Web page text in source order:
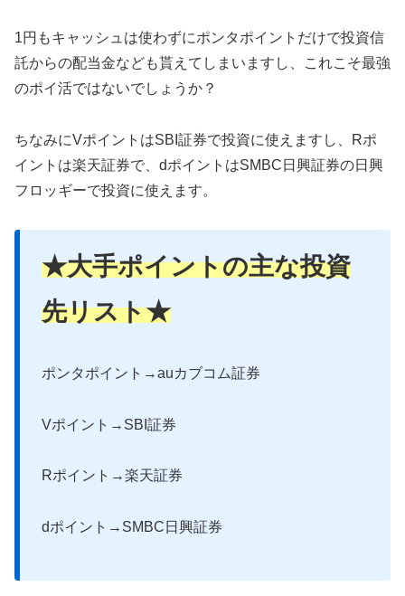
1円もキャッシュは使わずにポンタポイントだけで投資信
託からの配当金なども貰えてしまいますし、これこそ最強
のポイ活ではないでしょうか？
ちなみにVポイントはSBI証券で投資に使えますし、Rポ
イントは楽天証券で、dポイントはSMBC日興証券の日興
フロッギーで投資に使えます。
★大手ポイントの主な投資
先リスト★
ポンタポイント→auカブコム証券
Vポイント→SBI証券
Rポイント→楽天証券
dポイント→SMBC日興証券